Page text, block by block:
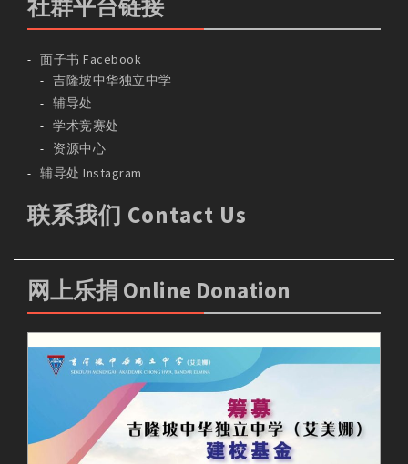
社群平台链接
面子书 Facebook
吉隆坡中华独立中学
辅导处
学术竞赛处
资源中心
辅导处 Instagram
联系我们 Contact Us
网上乐捐 Online Donation